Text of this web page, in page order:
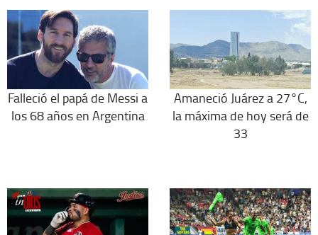
Falleció el papá de Messi a
los 68 años en Argentina
Amaneció Juárez a 27°C,
la máxima de hoy será de
33